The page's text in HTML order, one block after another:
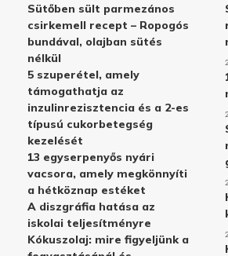
Sütőben sült parmezános
csirkemell recept – Ropogós
bundával, olajban sütés
nélkül
5 szuperétel, amely
támogathatja az
inzulinrezisztencia és a 2-es
típusú cukorbetegség
kezelését
13 egyserpenyős nyári
vacsora, amely megkönnyíti
a hétköznap estéket
A diszgráfia hatása az
iskolai teljesítményre
Kókuszolaj: mire figyeljünk a